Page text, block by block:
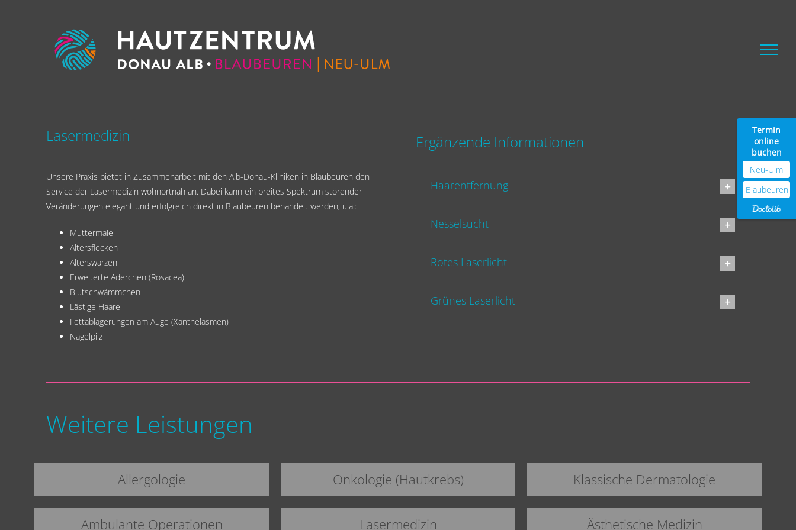
Termin
online
buchen
Neu-Ulm
Blaubeuren
Lasermedizin
Unsere Praxis bietet in Zusammenarbeit mit den Alb-Donau-Kliniken in Blaubeuren den
Service der Lasermedizin wohnortnah an. Dabei kann ein breites Spektrum störender
Veränderungen elegant und erfolgreich direkt in Blaubeuren behandelt werden, u.a.:
Muttermale
Altersflecken
Alterswarzen
Erweiterte Äderchen (Rosacea)
Blutschwämmchen
Lästige Haare
Fettablagerungen am Auge (Xanthelasmen)
Nagelpilz
Ergänzende Informationen
Haarentfernung
Nesselsucht
Rotes Laserlicht
Grünes Laserlicht
Weitere Leistungen
Allergologie
Ambulante Operationen
Onkologie (Hautkrebs)
Lasermedizin
Klassische Dermatologie
Ästhetische Medizin